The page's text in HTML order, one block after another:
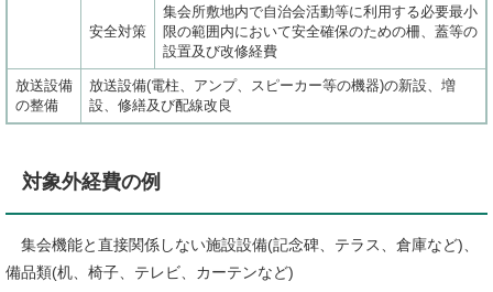
安全対策
集会所敷地内で自治会活動等に利用する必要最小
限の範囲内において安全確保のための柵、蓋等の
設置及び改修経費
放送設備
の整備
放送設備(電柱、アンプ、スピーカー等の機器)の新設、増
設、修繕及び配線改良
対象外経費の例
集会機能と直接関係しない施設設備(記念碑、テラス、倉庫など)、
備品類(机、椅子、テレビ、カーテンなど)